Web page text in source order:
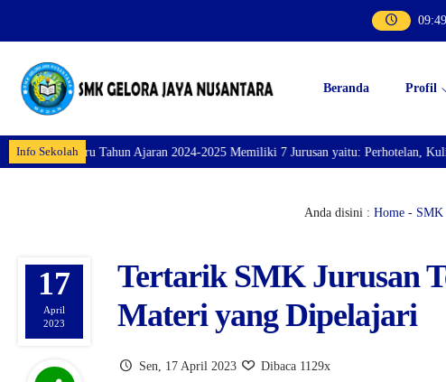
09:49
Beranda Profil
Info Sekolah
Baru Tahun Ajaran 2024-2025 Memiliki 7 Jurusan yaitu: Perhotelan, Kuliner,
Anda disini : Home- SMK
17
April
2023
Tertarik SMK Jurusan
Materi yang Dipelajari
Sen, 17 April 2023 Dibaca 1129x